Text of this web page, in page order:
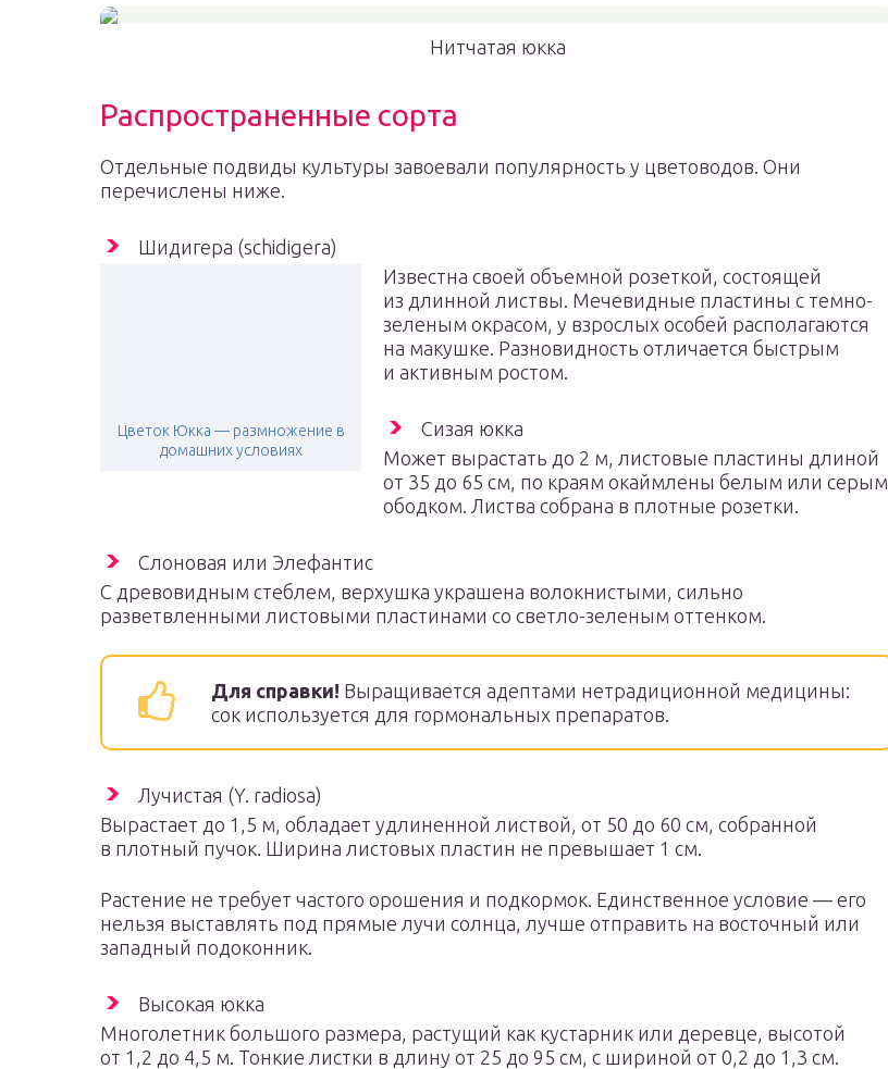
Нитчатая юкка
Распространенные сорта
Отдельные подвиды культуры завоевали популярность у цветоводов. Они
перечислены ниже.
Шидигера (schidigera)
Цветок Юкка — размножение в
домашних условиях
Известна своей объемной розеткой, состоящей
из длинной листвы. Мечевидные пластины с темно-
зеленым окрасом, у взрослых особей располагаются
на макушке. Разновидность отличается быстрым
и активным ростом.
Сизая юкка
Может вырастать до 2 м, листовые пластины длиной
от 35 до 65 см, по краям окаймлены белым или серым
ободком. Листва собрана в плотные розетки.
Слоновая или Элефантис
С древовидным стеблем, верхушка украшена волокнистыми, сильно
разветвленными листовыми пластинами со светло-зеленым оттенком.
Для справки! Выращивается адептами нетрадиционной медицины:
сок используется для гормональных препаратов.
Лучистая (Y. radiosa)
Вырастает до 1,5 м, обладает удлиненной листвой, от 50 до 60 см, собранной
в плотный пучок. Ширина листовых пластин не превышает 1 см.
Растение не требует частого орошения и подкормок. Единственное условие — его
нельзя выставлять под прямые лучи солнца, лучше отправить на восточный или
западный подоконник.
Высокая юкка
Многолетник большого размера, растущий как кустарник или деревце, высотой
от 1,2 до 4,5 м. Тонкие листки в длину от 25 до 95 см, с шириной от 0,2 до 1,3 см.